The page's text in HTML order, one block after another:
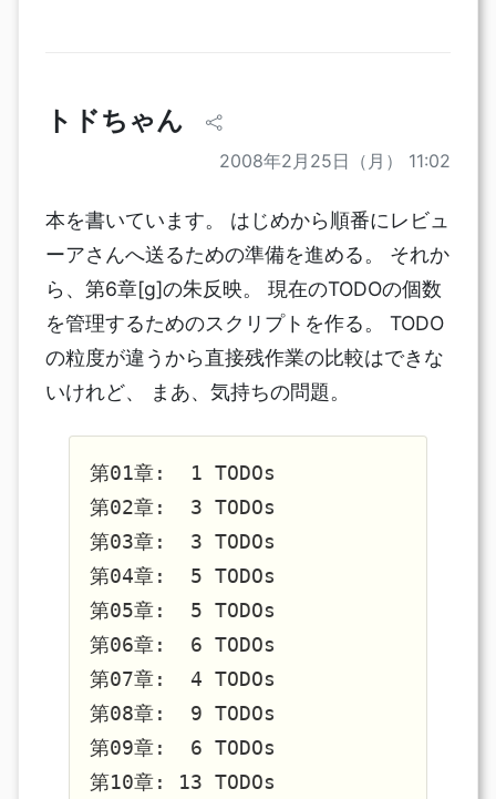
トドちゃん
2008年2月25日（月） 11:02
本を書いています。 はじめから順番にレビュ
ーアさんへ送るための準備を進める。 それか
ら、第6章[g]の朱反映。 現在のTODOの個数
を管理するためのスクリプトを作る。 TODO
の粒度が違うから直接残作業の比較はできな
いけれど、 まあ、気持ちの問題。
第01章:  1 TODOs
第02章:  3 TODOs
第03章:  3 TODOs
第04章:  5 TODOs
第05章:  5 TODOs
第06章:  6 TODOs
第07章:  4 TODOs
第08章:  9 TODOs
第09章:  6 TODOs